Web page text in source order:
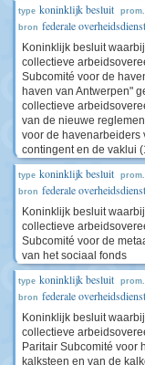
type koninklijk besluit prom.
bron federale
Koninklijk besluit
collectieve
Subcomité voor de
haven van Antwerpen"
collectieve
van de nieuwe
voor de havenarbeiders
contingent en de vaklui
type koninklijk besluit prom.
bron federale
Koninklijk besluit
collectieve
Subcomité voor de
van het sociaal fonds
type koninklijk besluit prom.
bron federale
Koninklijk besluit
collectieve
Paritair Subcomité voor
kalksteen en van de